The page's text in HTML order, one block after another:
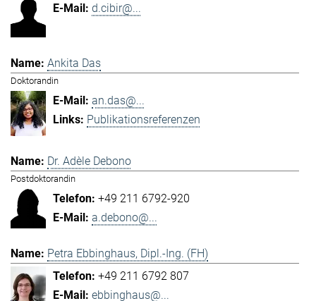
d.cibir@...
Ankita Das
Doktorandin
an.das@...
Publikationsreferenzen
Dr. Adèle Debono
Postdoktorandin
+49 211 6792-920
a.debono@...
Petra Ebbinghaus, Dipl.-Ing. (FH)
+49 211 6792 807
ebbinghaus@...